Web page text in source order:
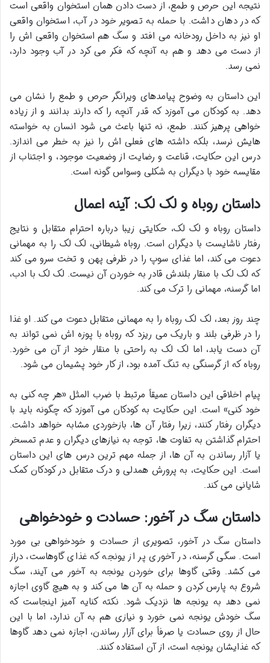
نتیجه این حرص و طمع، از دست دادن همان استخوان واقعی است
که در دهان داشت. با حمله به تصویر خود در آب، استخوان واقعی
او نیز به داخل رودخانه می افتد و سگ هم استخوان واقعی اش را
از دست می دهد و هم به آنچه که فکر می کرد در آب وجود دارد،
نمی رسد.
این داستان به وضوح پیامدهای ویرانگر حرص و طمع را نشان می
دهد. به کودکان می آموزد که قدر آنچه را که دارند بدانند و از زیاده
خواهی پرهیز کنند. طمع، نه تنها باعث می شود انسان به خواسته
هایش نرسد، بلکه داشته های فعلی اش را نیز به خطر می اندازد.
درس این حکایت، قناعت و رضایت از وضعیت موجود، و اجتناب از
مقایسه خود با دیگران به شکلی وسواس گونه است.
داستان روباه و لک لک: آینه اعمال
داستان روباه و لک لک، حکایتی زیبا درباره احترام متقابل و نتایج
رفتار ناشایست با دیگران است. روباه شیطانی، لک لک را به مهمانی
دعوت می کند، اما غذای سوپ را در ظرفی پهن و تخت سرو می کند
که لک لک با منقار بلندش قادر به خوردن آن نیست. لک لک با ادب،
اما گرسنه، مهمانی را ترک می کند.
چند روز بعد، لک لک روباه را به مهمانی متقابل دعوت می کند. او غذا
را در ظرفی بلند و باریک می ریزد که روباه با پوزه اش نمی تواند به
آن دست یابد، اما لک لک به راحتی با منقار خود از آن می خورد.
روباه که از گرسنگی به تنگ آمده بود، از کار خود پشیمان می شود.
پیام اخلاقی این داستان عمیقاً مرتبط با ضرب المثل «هر چه کنی به
خود کنی» است. این حکایت به کودکان می آموزد که چگونه باید با
دیگران رفتار کنند، زیرا رفتار آن ها، بازخوردی مشابه خواهد داشت.
احترام گذاشتن به تفاوت ها، توجه به نیازهای دیگران و عدم تمسخر
یا آزار رساندن به آن ها، از جمله مهم ترین درس های این داستان
است. این حکایت، به پرورش همدلی و درک متقابل در کودکان کمک
شایانی می کند.
داستان سگ در آخور: حسادت و خودخواهی
داستان سگ در آخور، تصویری از حسادت و خودخواهی بی مورد
است. سگی گرسنه، در آخوری پر از یونجه که غذای گاوهاست، دراز
می کشد. وقتی گاوها برای خوردن یونجه به آخور می آیند، سگ
شروع به پارس کردن و حمله به آن ها می کند و به هیچ گاوی اجازه
نمی دهد به یونجه ها نزدیک شود. نکته کنایه آمیز اینجاست که
سگ خودش یونجه نمی خورد و نیازی هم به آن ندارد، اما با این
حال از روی حسادت یا صرفاً برای آزار رساندن، اجازه نمی دهد گاوها
که غذایشان یونجه است، از آن استفاده کنند.